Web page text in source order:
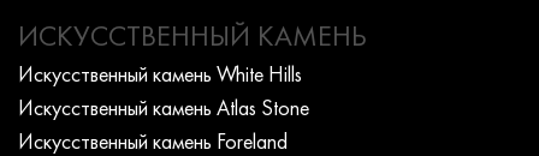
ИСКУССТВЕННЫЙ КАМЕНЬ
Искусcтвенный камень White Hills
Искусcтвенный камень Atlas Stone
Искусcтвенный камень Foreland